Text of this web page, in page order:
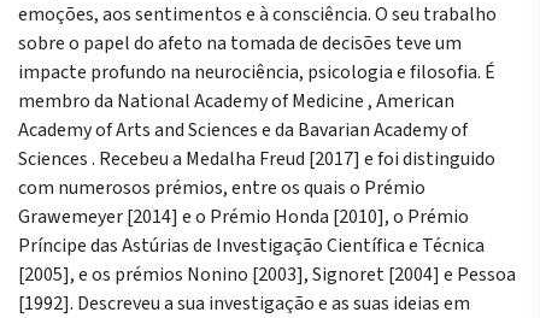
emoções, aos sentimentos e à consciência. O seu trabalho
sobre o papel do afeto na tomada de decisões teve um
impacte profundo na neurociência, psicologia e filosofia. É
membro da National Academy of Medicine , American
Academy of Arts and Sciences e da Bavarian Academy of
Sciences . Recebeu a Medalha Freud [2017] e foi distinguido
com numerosos prémios, entre os quais o Prémio
Grawemeyer [2014] e o Prémio Honda [2010], o Prémio
Príncipe das Astúrias de Investigação Científica e Técnica
[2005], e os prémios Nonino [2003], Signoret [2004] e Pessoa
[1992]. Descreveu a sua investigação e as suas ideias em